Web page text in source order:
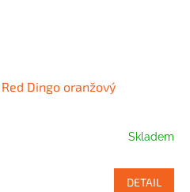
Dingo oranžový
Skladem
DETAIL